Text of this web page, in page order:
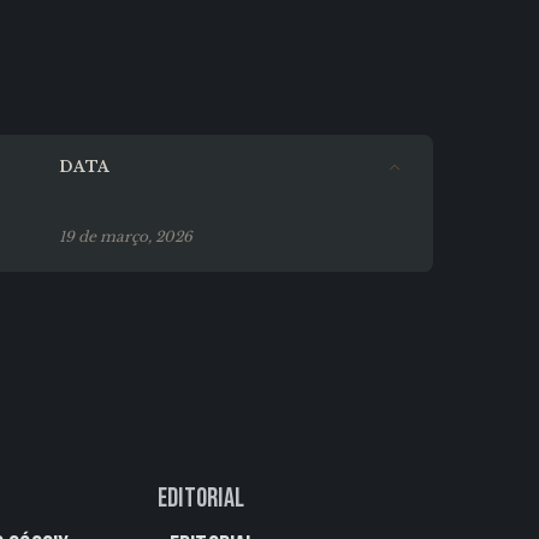
DATA
19 de março, 2026
Editorial